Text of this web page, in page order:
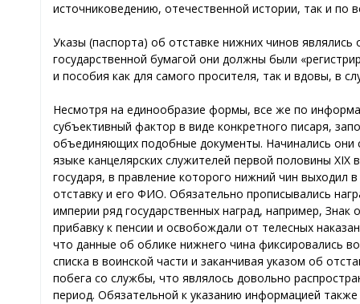
источниковедению, отечественной истории, так и по
Указы (паспорта) об отставке нижних чинов
государственной бумагой они должны были
и пособия как для самого просителя, так и вдовы, в
Несмотря на единообразие формы, все же по
субъективный фактор в виде конкретного писаря,
объединяющих подобные документы. Начинались они
языке канцелярских служителей первой половины
государя, в правление которого нижний чин выходил
отставку и его ФИО. Обязательно прописывались
империи ряд государственных наград, например,
прибавку к пенсии и освобождали от телесных
что данные об облике нижнего чина фиксировались
списка в воинской части и заканчивая указом об
побега со службы, что являлось довольно
период. Обязательной к указанию информацией